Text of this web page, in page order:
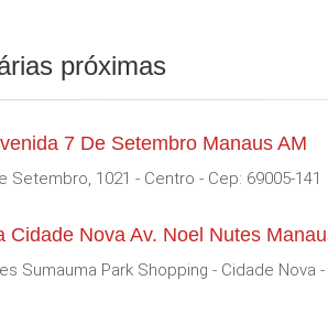
próximas
7 De Setembro Manaus AM
Setembro, 1021 - Centro - Cep: 69005-141
Cidade Nova Av. Noel Nutes
Sumauma Park Shopping - Cidade Nova